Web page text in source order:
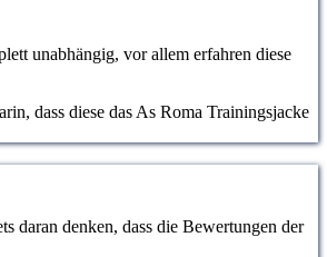
unabhängig, vor allem erfahren diese
dass diese das As Roma Trainingsjacke
daran denken, dass die Bewertungen der